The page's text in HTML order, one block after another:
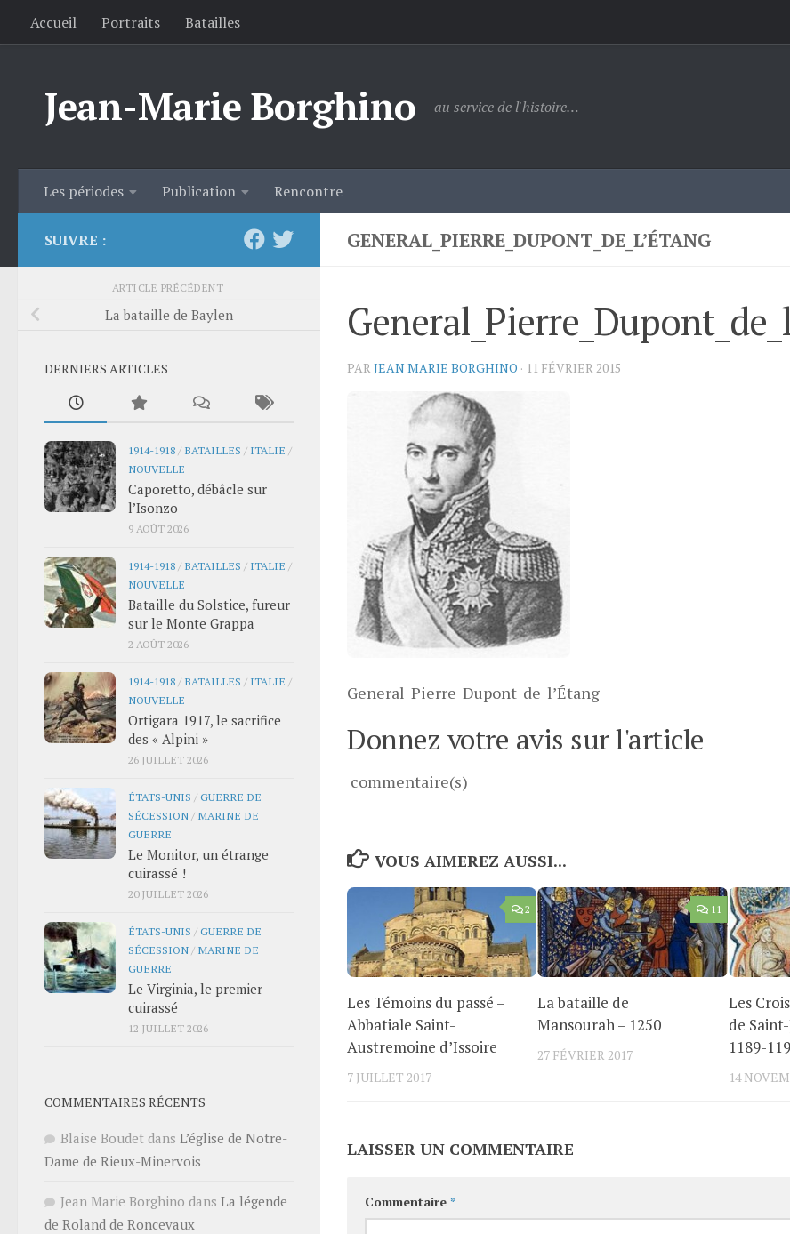
Skip to content
Accueil Portraits Batailles
Jean-Marie Borghino au service de l'histoire…
Les périodes Publication Rencontre
GENERAL_PIERRE_DUPONT_DE_L’ÉTANG
PAR JEAN MARIE BORGHINO · 11 FÉVRIER 2015
General_Pierre_Dupont_de_l’Étang
Donnez votre avis sur l'article
commentaire(s)
VOUS AIMEREZ AUSSI...
2
Les Témoins du passé –
Abbatiale Saint-
Austremoine d’Issoire
7 JUILLET 2017
11
La bataille de
Mansourah – 1250
27 FÉVRIER 2017
Les
de
1189-
14
LAISSER UN COMMENTAIRE
Commentaire *
SUIVRE :
ARTICLE PRÉCÉDENT
La bataille de Baylen
DERNIERS ARTICLES
1914-1918 / BATAILLES / ITALIE /
NOUVELLE
Caporetto, débâcle sur
l’Isonzo
9 AOÛT 2026
1914-1918 / BATAILLES / ITALIE /
NOUVELLE
Bataille du Solstice, fureur
sur le Monte Grappa
2 AOÛT 2026
1914-1918 / BATAILLES / ITALIE /
NOUVELLE
Ortigara 1917, le sacrifice
des « Alpini »
26 JUILLET 2026
ÉTATS-UNIS /GUERRE DE
SÉCESSION / MARINE DE
GUERRE
Le Monitor, un étrange
cuirassé !
20 JUILLET 2026
ÉTATS-UNIS /GUERRE DE
SÉCESSION / MARINE DE
GUERRE
Le Virginia, le premier
cuirassé
12 JUILLET 2026
COMMENTAIRES RÉCENTS
Blaise Boudet dans L’église de Notre-
Dame de Rieux-Minervois
Jean Marie Borghino dans La légende
de Roland de Roncevaux